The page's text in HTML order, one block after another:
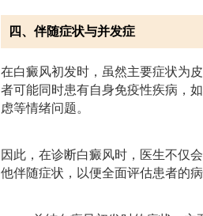
四、伴随症状与并发症
在白癜风初发时，虽然主要症状为
者可能同时患有自身免疫性疾病，
虑等情绪问题。
因此，在诊断白癜风时，医生不仅
他伴随症状，以便全面评估患者的